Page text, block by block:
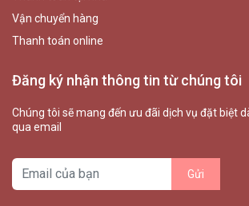
Vận chuyển hàng
Thanh toán online
Đăng ký nhận thông tin từ chúng tôi
Chúng tôi sẽ mang đến ưu đãi dịch vụ đặt biệt
qua email